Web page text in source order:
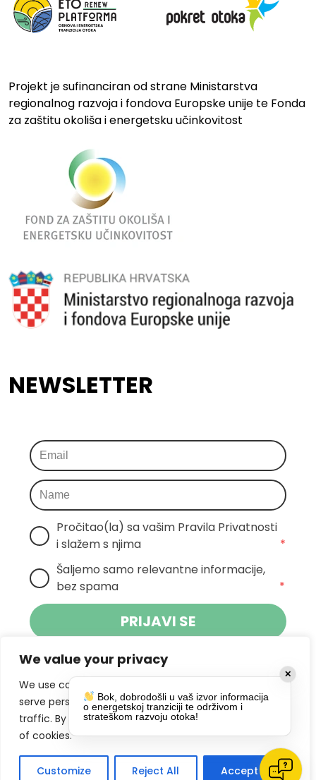
We value your privacy
We use cookies to enhance your browsing experience,
serve personalized ads or content, and analyze our
traffic. By clicking "Accept All", you consent to our use
of cookies.
Customize Reject All Accept All
Projekt je sufinanciran od strane Ministarstva
regionalnog razvoja i fondova Europske unije te Fonda
za zaštitu okoliša i energetsku učinkovitost
NEWSLETTER
Pročitao(la) sa vašim Pravila Privatnosti
i slažem s njima
*
Šaljemo samo relevantne informacije,
bez spama
*
PRIJAVI SE
Klikom na gumb dajete suglasnost za
primanje novosti Pokreta Otoka te se
slažete spolitikom privatnosti.
DRUŠTVENE MREŽE
✕
Bok, dobrodošli u vaš izvor informacija
o energetskoj tranziciji te održivom i
strateškom razvoju otoka!